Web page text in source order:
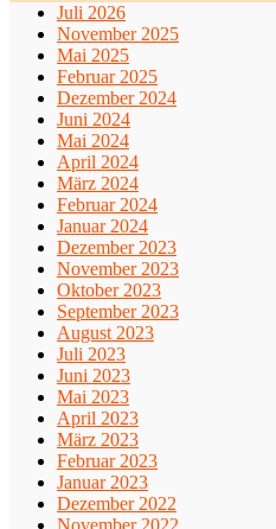
Juli 2026
November 2025
Mai 2025
Februar 2025
Dezember 2024
Juni 2024
Mai 2024
April 2024
März 2024
Februar 2024
Januar 2024
Dezember 2023
November 2023
Oktober 2023
September 2023
August 2023
Juli 2023
Juni 2023
Mai 2023
April 2023
März 2023
Februar 2023
Januar 2023
Dezember 2022
November 2022